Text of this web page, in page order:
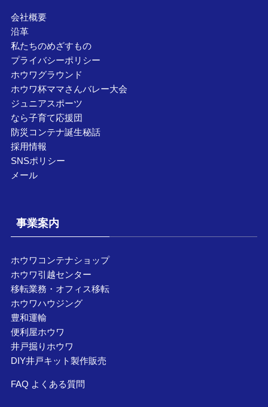
会社概要
沿革
私たちのめざすもの
プライバシーポリシー
ホウワグラウンド
ホウワ杯ママさんバレー大会
ジュニアスポーツ
なら子育て応援団
防災コンテナ誕生秘話
採用情報
SNSポリシー
メール
事業案内
ホウワコンテナショップ
ホウワ引越センター
移転業務・オフィス移転
ホウワハウジング
豊和運輸
便利屋ホウワ
井戸掘りホウワ
DIY井戸キット製作販売
FAQ よくある質問